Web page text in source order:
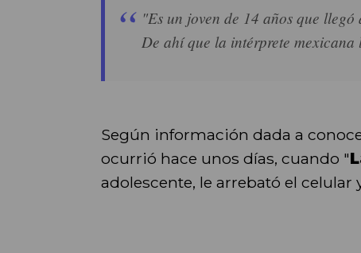
"Es un joven de 14 años que
De ahí que la intérprete
Según información dada a
ocurrió hace unos días, cuando "
adolescente, le arrebató el